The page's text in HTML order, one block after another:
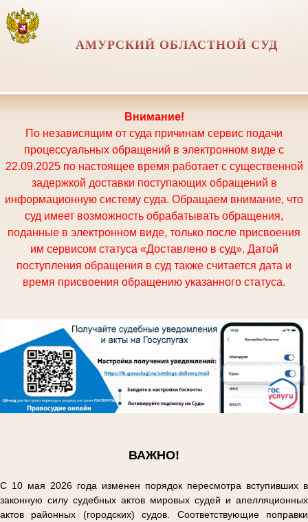
АМУРСКИЙ ОБЛАСТНОЙ СУД
Внимание!
По независящим от суда причинам сервис подачи
процессуальных обращений в электронном виде с
22.09.2025 по настоящее время работает с существенной
задержкой доставки поступающих обращений в
информационную систему суда. Обращаем внимание, что
суд имеет возможность обрабатывать обращения,
поданные в электронном виде, только после присвоения
им сервисом статуса «Доставлено в суд». Датой
поступления обращения в суд также считается дата и
время присвоения обращению указанного статуса.
ВАЖНО!
С 10 мая 2026 года изменен порядок пересмотра вступивших в
законную силу судебных актов мировых судей и апелляционных
актов районных (городских) судов. Соответствующие поправки